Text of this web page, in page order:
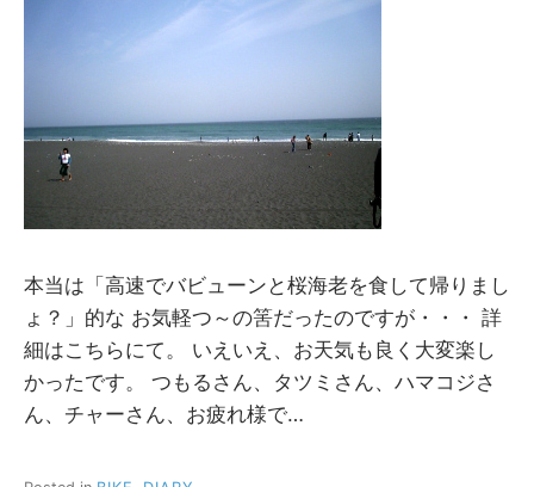
本当は「高速でバビューンと桜海老を食して帰りまし
ょ？」的な お気軽つ～の筈だったのですが・・・ 詳
細はこちらにて。 いえいえ、お天気も良く大変楽し
かったです。 つもるさん、タツミさん、ハマコジさ
ん、チャーさん、お疲れ様で…